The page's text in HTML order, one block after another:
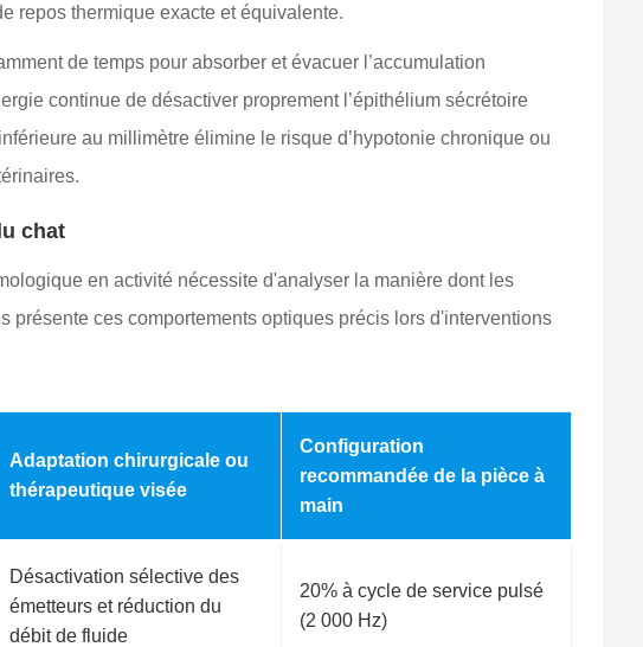
repos thermique exacte et équivalente.
de temps pour absorber et évacuer l’accumulation
continue de désactiver proprement l’épithélium sécrétoire
au millimètre élimine le risque d’hypotonie chronique ou
chat
en activité nécessite d'analyser la manière dont les
ces comportements optiques précis lors d'interventions
Adaptation chirurgicale ou
thérapeutique visée
Configuration
recommandée de la pièce à
main
Désactivation sélective des
émetteurs et réduction du
débit de fluide
20% à cycle de service pulsé
(2 000 Hz)